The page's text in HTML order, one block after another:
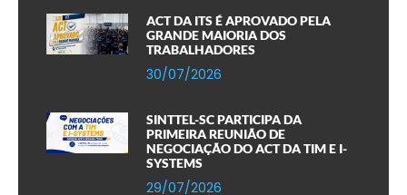
ACT DA ITS É APROVADO PELA
GRANDE MAIORIA DOS
TRABALHADORES
30/07/2026
SINTTEL-SC PARTICIPA DA
PRIMEIRA REUNIÃO DE
NEGOCIAÇÃO DO ACT DA TIM E I-
SYSTEMS
29/07/2026